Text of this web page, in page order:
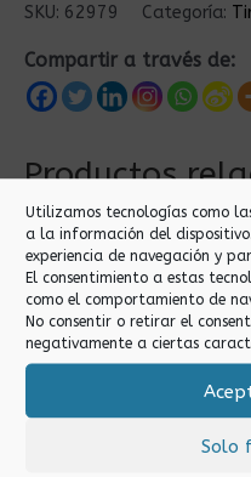
Utilizamos tecnologías como
a la información del
experiencia de navegación y
El consentimiento a estas
como el comportamiento de
No consentir o retirar el
negativamente a ciertas
Solo
SKU: 62979 Categoría:
Compartir a través de:
Productos
Tiradores